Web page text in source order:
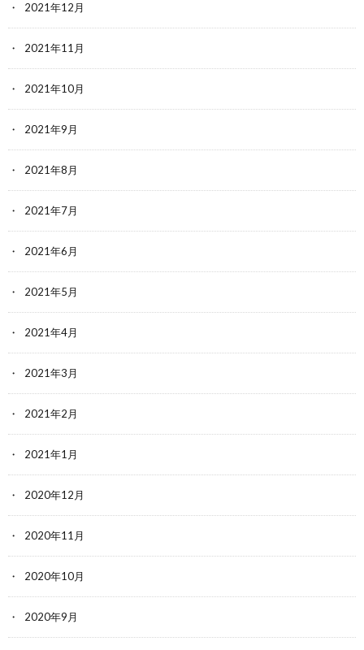
2021年12月
2021年11月
2021年10月
2021年9月
2021年8月
2021年7月
2021年6月
2021年5月
2021年4月
2021年3月
2021年2月
2021年1月
2020年12月
2020年11月
2020年10月
2020年9月